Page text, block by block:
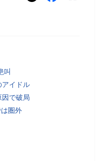
叫
アイドル
で破局
圏外